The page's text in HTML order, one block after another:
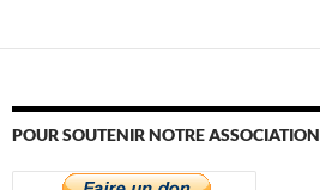
POUR SOUTENIR NOTRE ASSOCIATION